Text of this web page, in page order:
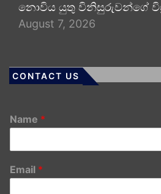
නොවිය යුතු විනිසුරුවන්ගේ
August 7, 2026
CONTACT US
Name *
Email *